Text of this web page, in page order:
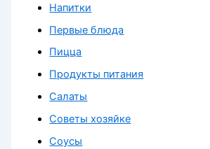
Напитки
Первые блюда
Пицца
Продукты питания
Салаты
Советы хозяйке
Соусы